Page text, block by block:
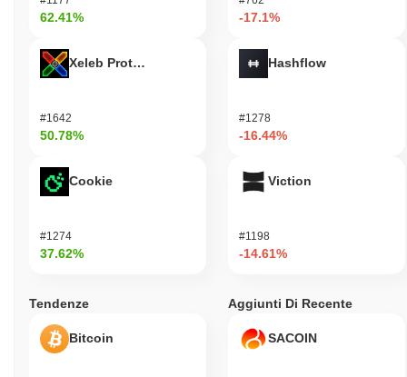
62.41%
Xeleb Protocol
#1642
50.78%
Cookie
#1274
37.62%
-17.1%
Hashflow
#1278
-16.44%
Viction
#1198
-14.61%
Tendenze
Bitcoin
Aggiunti Di Recente
SACOIN